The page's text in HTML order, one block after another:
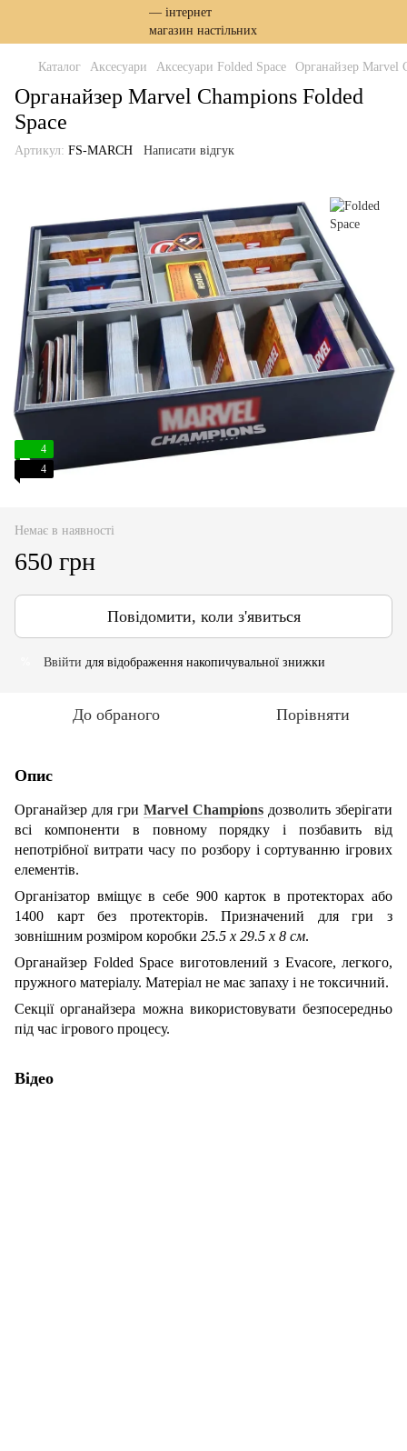
Каталог Аксесуари Аксесуари Folded Space Органайзер Marvel
Органайзер Marvel Champions Folded
Space
Артикул: FS-MARCH Написати відгук
4
4
Немає в наявності
650 грн
Повідомити, коли з'явиться
Ввійти для відображення накопичувальної знижки
До обраного Порівняти
Опис
Органайзер для гри Marvel Champions дозволить зберігати
всі компоненти в повному порядку і позбавить від
непотрібної витрати часу по розбору і сортуванню ігрових
елементів.
Організатор вміщує в себе 900 карток в протекторах або
1400 карт без протекторів. Призначений для гри з
зовнішним розміром коробки 25.5 x 29.5 x 8 см.
Органайзер Folded Space виготовлений з Evacore, легкого,
пружного матеріалу. Матеріал не має запаху і не токсичний.
Секції органайзера можна використовувати безпосередньо
під час ігрового процесу.
Відео